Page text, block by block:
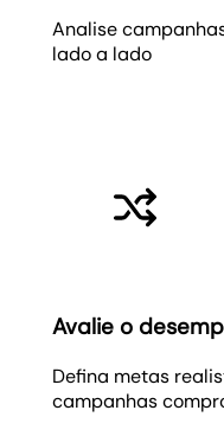
Analise
lado a lado
Avalie o
Defina metas
campanhas